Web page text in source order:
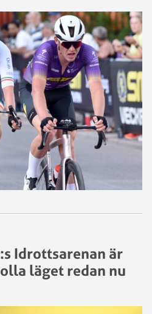
Idrottsarenan är
läget redan nu